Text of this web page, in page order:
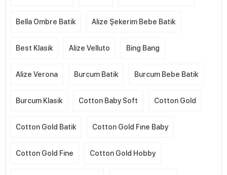
Bella Ombre Batik Alize Şekerim Bebe Batik
Best Klasik Alize Velluto Bing Bang
Alize Verona Burcum Batik Burcum Bebe Batik
Burcum Klasik Cotton Baby Soft Cotton Gold
Cotton Gold Batik Cotton Gold Fıne Baby
Cotton Gold Fine Cotton Gold Hobby